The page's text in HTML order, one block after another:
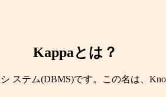
Kappaとは？
ム(DBMS)です。この名は、